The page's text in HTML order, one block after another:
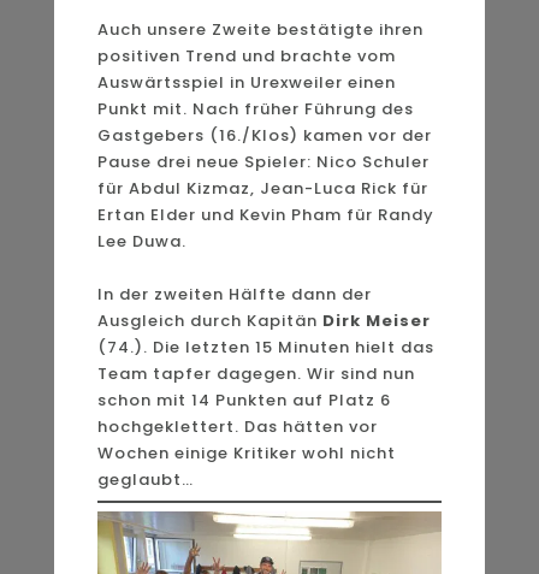
Auch unsere Zweite bestätigte ihren
positiven Trend und brachte vom
Auswärtsspiel in Urexweiler einen
Punkt mit. Nach früher Führung des
Gastgebers (16./Klos) kamen vor der
Pause drei neue Spieler: Nico Schuler
für Abdul Kizmaz, Jean-Luca Rick für
Ertan Elder und Kevin Pham für Randy
Lee Duwa.
In der zweiten Hälfte dann der
Ausgleich durch Kapitän Dirk Meiser
(74.). Die letzten 15 Minuten hielt das
Team tapfer dagegen. Wir sind nun
schon mit 14 Punkten auf Platz 6
hochgeklettert. Das hätten vor
Wochen einige Kritiker wohl nicht
geglaubt…